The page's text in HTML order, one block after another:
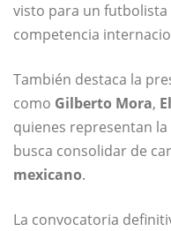
visto para un futbolista
competencia
También destaca la
como Gilberto Mora,
quienes representan
busca consolidar de
mexicano.
La convocatoria